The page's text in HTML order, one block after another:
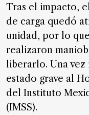
nosotros
Donativos
Videos
Hemeroteca
de
noticias
Tras el impacto,
de carga quedó
unidad, por lo
realizaron
liberarlo. Una
estado grave al
del Instituto
(IMSS).